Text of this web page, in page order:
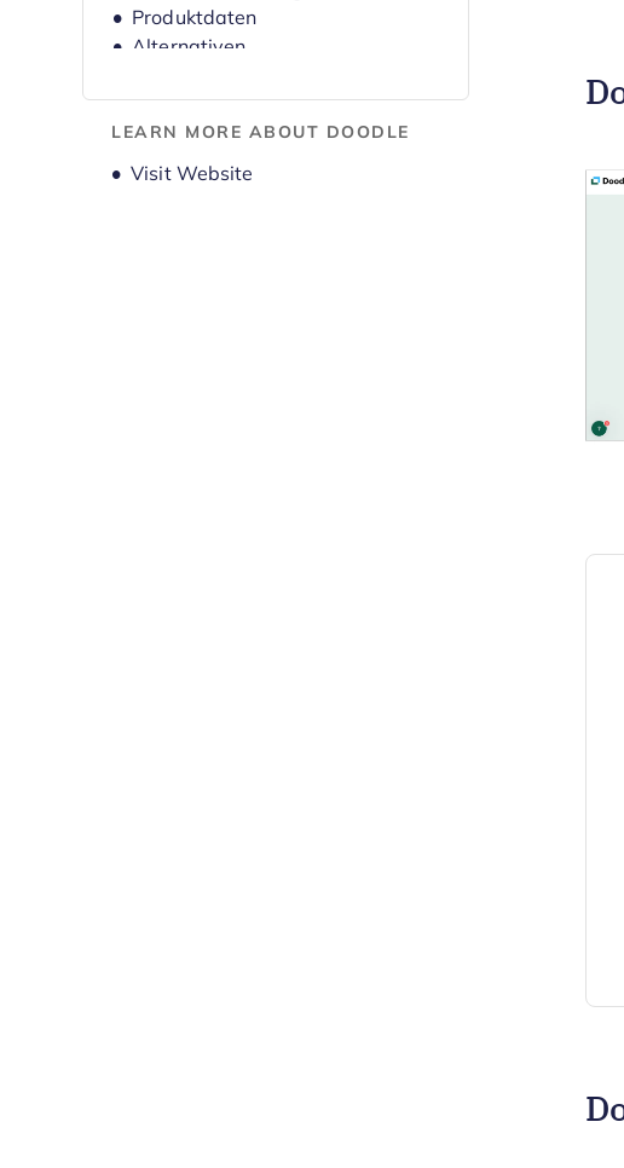
Produktdaten
Alternativen
Unternehmensgeschichte
LEARN MORE ABOUT DOODLE
Visit Website
Opens new window